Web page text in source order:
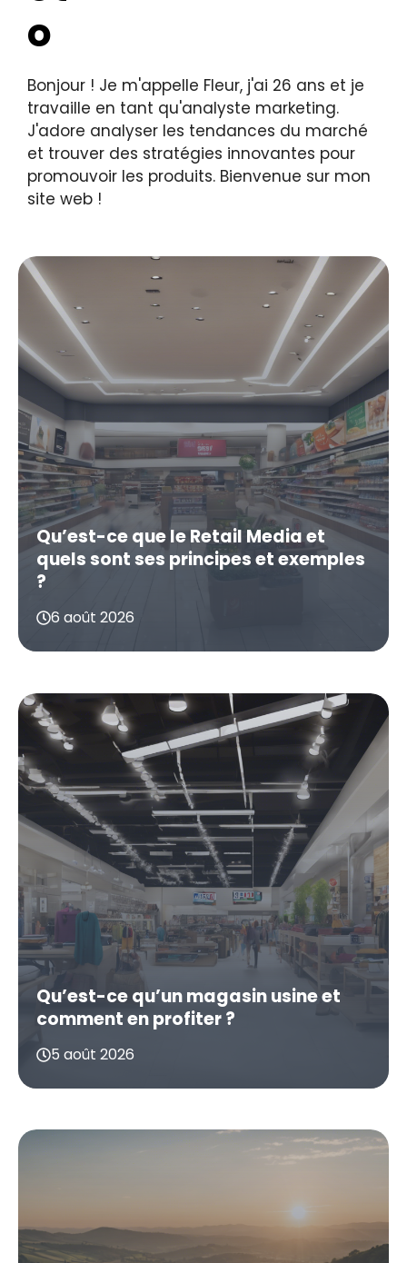
Bonjour ! Je m'appelle Fleur, j'ai 26 ans et je
travaille en tant qu'analyste marketing.
J'adore analyser les tendances du marché
et trouver des stratégies innovantes pour
promouvoir les produits. Bienvenue sur mon
site web !
Qu’est-ce que le Retail Media et
quels sont ses principes et exemples
?
6 août 2026
Qu’est-ce qu’un magasin usine et
comment en profiter ?
5 août 2026